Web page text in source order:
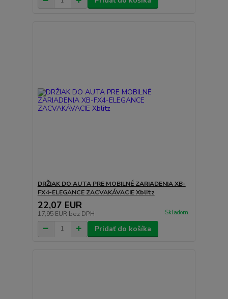
DRŽIAK DO AUTA PRE MOBILNÉ ZARIADENIA XB-
FX4-ELEGANCE ZACVAKÁVACIE Xblitz
22,07 EUR
17,95 EUR bez DPH Skladom
Pridať do košíka